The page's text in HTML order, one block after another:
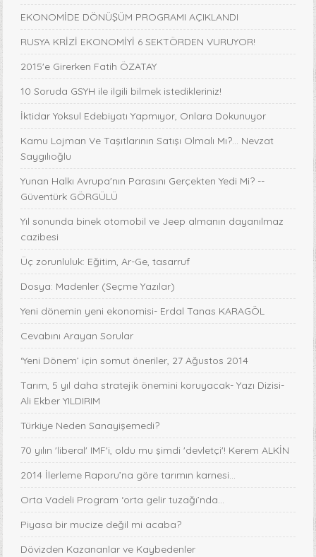
EKONOMİDE DÖNÜŞÜM PROGRAMI AÇIKLANDI
RUSYA KRİZİ EKONOMİYİ 6 SEKTÖRDEN VURUYOR!
2015'e Girerken Fatih ÖZATAY
10 Soruda GSYH ile ilgili bilmek istedikleriniz!
İktidar Yoksul Edebiyatı Yapmıyor, Onlara Dokunuyor
Kamu Lojman Ve Taşıtlarının Satışı Olmalı Mı?... Nevzat
Saygılıoğlu
Yunan Halkı Avrupa'nın Parasını Gerçekten Yedi Mi? --
Güventürk GÖRGÜLÜ
Yıl sonunda binek otomobil ve Jeep almanın dayanılmaz
cazibesi
Üç zorunluluk: Eğitim, Ar-Ge, tasarruf
Dosya: Madenler (Seçme Yazılar)
Yeni dönemin yeni ekonomisi- Erdal Tanas KARAGÖL
Cevabını Arayan Sorular
‘Yeni Dönem’ için somut öneriler, 27 Ağustos 2014
Tarım, 5 yıl daha stratejik önemini koruyacak- Yazı Dizisi-
Ali Ekber YILDIRIM
Türkiye Neden Sanayişemedi?
70 yılın 'liberal' IMF'i, oldu mu şimdi 'devletçi'! Kerem ALKİN
2014 İlerleme Raporu’na göre tarımın karnesi...
Orta Vadeli Program ‘orta gelir tuzağı’nda…
Piyasa bir mucize değil mi acaba?
Dövizden Kazananlar ve Kaybedenler